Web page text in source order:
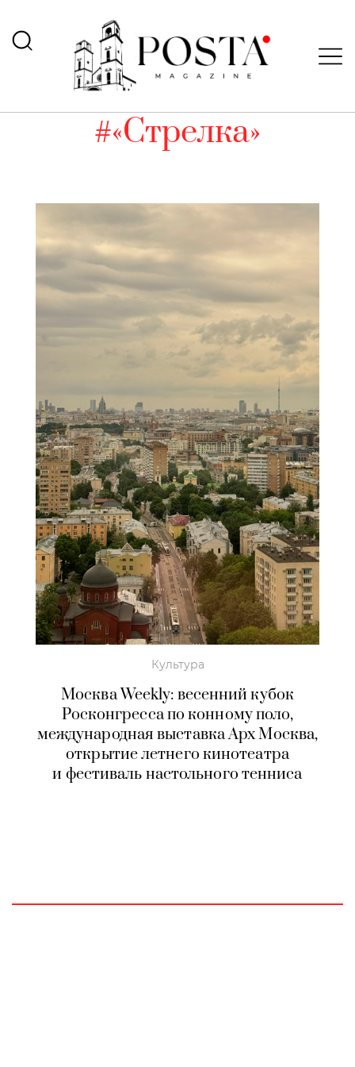
#«Стрелка»
Культура
Москва Weekly: весенний кубок
Росконгресса по конному поло,
международная выставка Арх Москва,
открытие летнего кинотеатра
и фестиваль настольного тенниса